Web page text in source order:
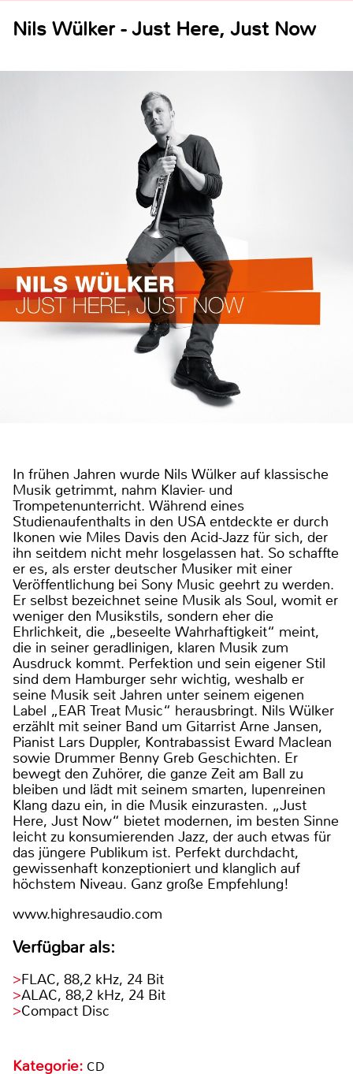
Nils Wülker - Just Here, Just Now
In frühen Jahren wurde Nils Wülker auf klassische
Musik getrimmt, nahm Klavier- und
Trompetenunterricht. Während eines
Studienaufenthalts in den USA entdeckte er durch
Ikonen wie Miles Davis den Acid-Jazz für sich, der
ihn seitdem nicht mehr losgelassen hat. So schaffte
er es, als erster deutscher Musiker mit einer
Veröffentlichung bei Sony Music geehrt zu werden.
Er selbst bezeichnet seine Musik als Soul, womit er
weniger den Musikstils, sondern eher die
Ehrlichkeit, die „beseelte Wahrhaftigkeit“ meint,
die in seiner geradlinigen, klaren Musik zum
Ausdruck kommt. Perfektion und sein eigener Stil
sind dem Hamburger sehr wichtig, weshalb er
seine Musik seit Jahren unter seinem eigenen
Label „EAR Treat Music“ herausbringt. Nils Wülker
erzählt mit seiner Band um Gitarrist Arne Jansen,
Pianist Lars Duppler, Kontrabassist Eward Maclean
sowie Drummer Benny Greb Geschichten. Er
bewegt den Zuhörer, die ganze Zeit am Ball zu
bleiben und lädt mit seinem smarten, lupenreinen
Klang dazu ein, in die Musik einzurasten. „Just
Here, Just Now“ bietet modernen, im besten Sinne
leicht zu konsumierenden Jazz, der auch etwas für
das jüngere Publikum ist. Perfekt durchdacht,
gewissenhaft konzeptioniert und klanglich auf
höchstem Niveau. Ganz große Empfehlung!
www.highresaudio.com
Verfügbar als:
FLAC, 88,2 kHz, 24 Bit
ALAC, 88,2 kHz, 24 Bit
Compact Disc
Kategorie: CD